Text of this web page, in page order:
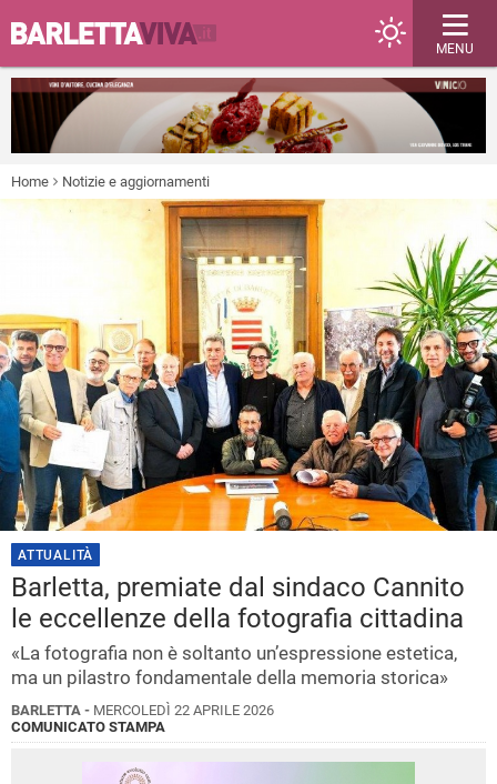
MENU
Home Notizie e aggiornamenti
ATTUALITÀ
Barletta, premiate dal sindaco Cannito
le eccellenze della fotografia cittadina
«La fotografia non è soltanto un’espressione estetica,
ma un pilastro fondamentale della memoria storica»
BARLETTA - MERCOLEDÌ 22 APRILE 2026
COMUNICATO STAMPA